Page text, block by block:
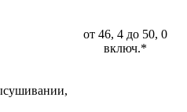
от 46, 4 до 50, 0
включ.*